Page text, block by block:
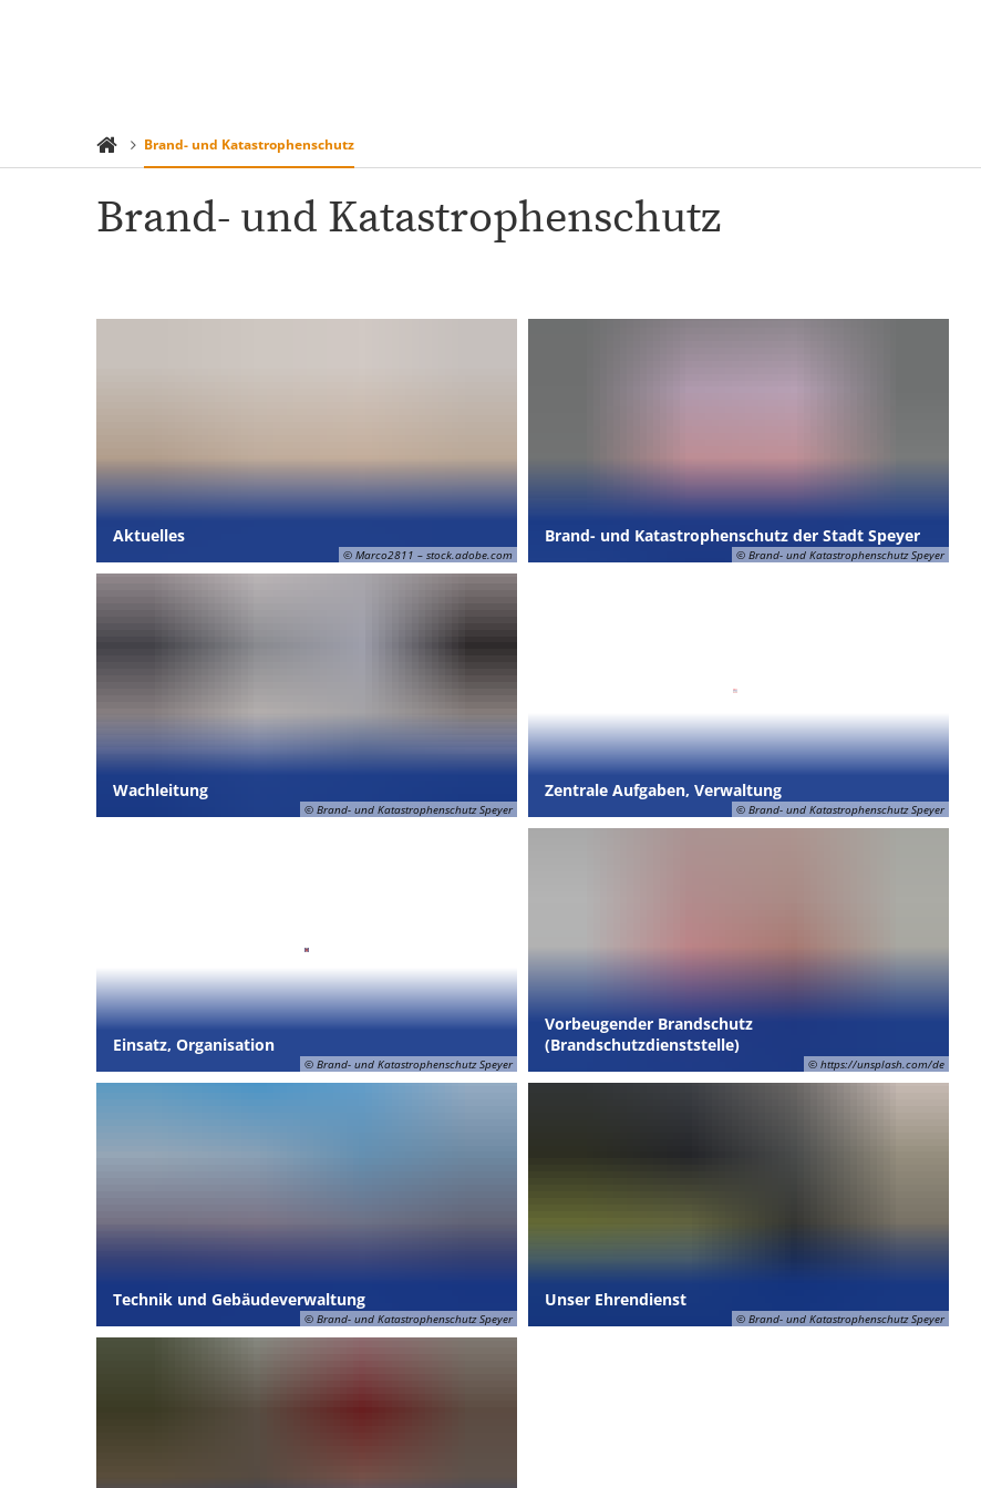
Brand- und Katastrophenschutz
Brand- und Katastrophenschutz
© Marco2811 – stock.adobe.com
Aktuelles
© Brand- und Katastrophenschutz Speyer
Brand- und Katastrophenschutz der Stadt Speyer
© Brand- und Katastrophenschutz Speyer
Wachleitung
© Brand- und Katastrophenschutz Speyer
Zentrale Aufgaben, Verwaltung
© Brand- und Katastrophenschutz Speyer
Einsatz, Organisation
© https://unsplash.com/de
Vorbeugender Brandschutz
(Brandschutzdienststelle)
© Brand- und Katastrophenschutz Speyer
Technik und Gebäudeverwaltung
© Brand- und Katastrophenschutz Speyer
Unser Ehrendienst